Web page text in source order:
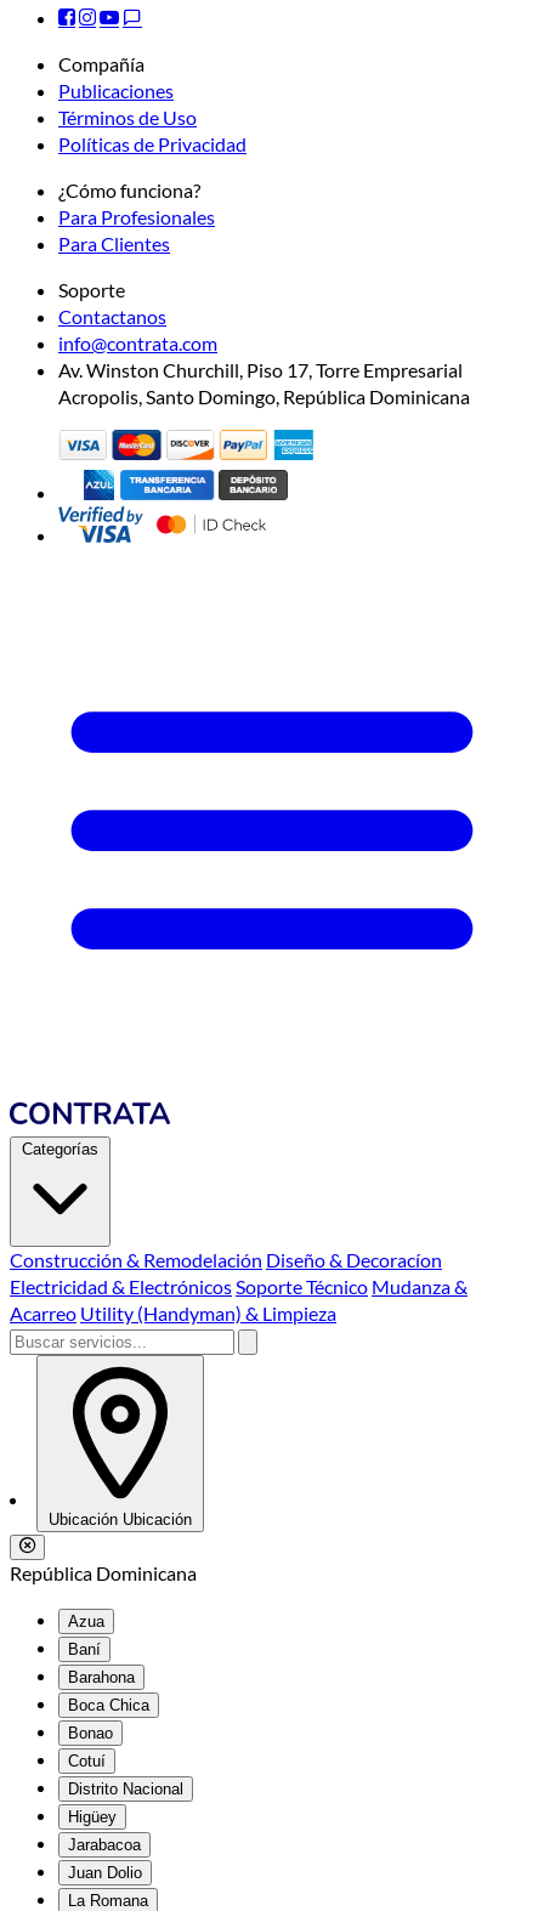
Compañía
Publicaciones
Términos de Uso
Políticas de Privacidad
¿Cómo funciona?
Para Profesionales
Para Clientes
Soporte
Contactanos
info@contrata.com
Av. Winston Churchill, Piso 17, Torre Empresarial
Acropolis, Santo Domingo, República Dominicana
Categorías
Construcción & Remodelación Diseño & Decoracíon
Electricidad & ElectrónicosSoporte Técnico Mudanza &
Acarreo Utility (Handyman) & Limpieza
Ubicación Ubicación
República Dominicana
Azua
Baní
Barahona
Boca Chica
Bonao
Cotuí
Distrito Nacional
Higüey
Jarabacoa
Juan Dolio
La Romana